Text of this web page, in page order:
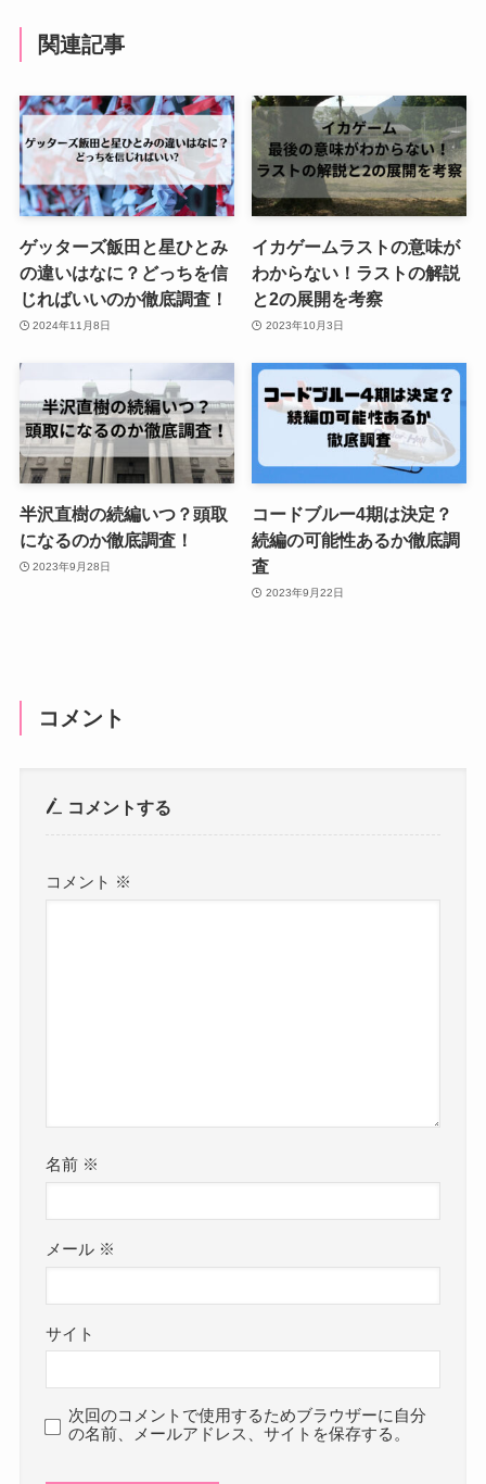
関連記事
ゲッターズ飯田と星ひとみ
の違いはなに？どっちを信
じればいいのか徹底調査！
2024年11月8日
イカゲームラストの意味が
わからない！ラストの解説
と2の展開を考察
2023年10月3日
半沢直樹の続編いつ？頭取
になるのか徹底調査！
2023年9月28日
コードブルー4期は決定？
続編の可能性あるか徹底調
査
2023年9月22日
コメント
コメントする
コメント ※
名前 ※
メール ※
サイト
次回のコメントで使用するためブラウザーに自分
の名前、メールアドレス、サイトを保存する。